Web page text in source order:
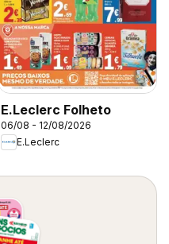
E.Leclerc Folheto
06/08 - 12/08/2026
E.Leclerc